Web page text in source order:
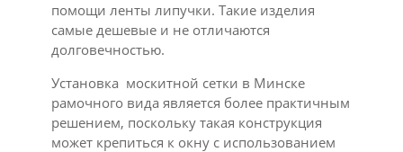
помощи ленты липучки. Такие изделия
самые дешевые и не отличаются
долговечностью.
Установка москитной сетки в Минске
рамочного вида является более практичным
решением, поскольку такая конструкция
может крепиться к окну с использованием